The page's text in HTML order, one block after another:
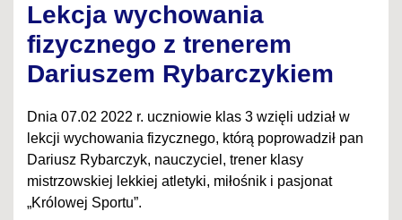
Lekcja wychowania
fizycznego z trenerem
Dariuszem Rybarczykiem
Dnia 07.02 2022 r. uczniowie klas 3 wzięli udział w
lekcji wychowania fizycznego, którą poprowadził pan
Dariusz Rybarczyk, nauczyciel, trener klasy
mistrzowskiej lekkiej atletyki, miłośnik i pasjonat
„Królowej Sportu”.